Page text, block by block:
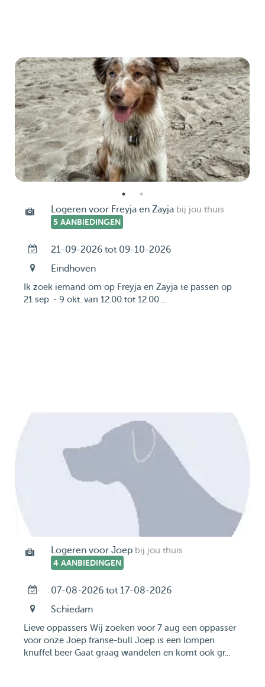
Logeren voor Freyja en Zayja bij jou thuis
5 AANBIEDINGEN
21-09-2026 tot 09-10-2026
Eindhoven
Ik zoek iemand om op Freyja en Zayja te passen op
21 sep. - 9 okt. van 12:00 tot 12:00....
Logeren voor Joep bij jou thuis
4 AANBIEDINGEN
07-08-2026 tot 17-08-2026
Schiedam
Lieve oppassers Wij zoeken voor 7 aug een oppasser
voor onze Joep franse-bull Joep is een lompen
knuffel beer Gaat graag wandelen en komt ook gr...